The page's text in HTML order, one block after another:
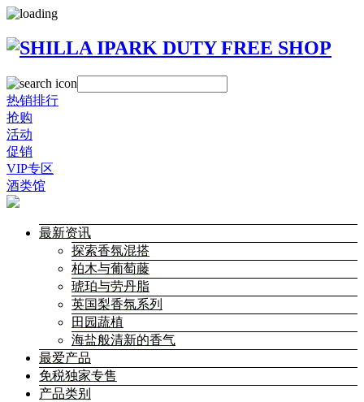
热销排行
抢购
活动
促销
VIP专区
酒类馆
最新资讯
探索香氛混搭
柏木与葡萄藤
琥珀与劳丹脂
英国梨香氛系列
田园蔬植
海盐般清新的香气
最爱产品
免税独家专售
产品类别